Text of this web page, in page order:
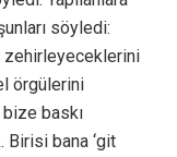
söyledi:
zehirleyeceklerini
örgülerini
baskı
Birisi bana ‘git